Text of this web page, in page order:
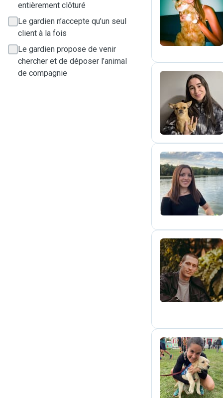
entièrement clôturé
Le gardien n’accepte qu’un seul
client à la fois
Le gardien propose de venir
chercher et de déposer l’animal
de compagnie
L
C
D
D
L